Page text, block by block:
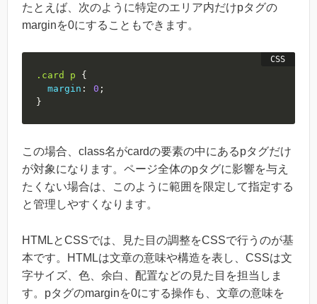
たとえば、次のように特定のエリア内だけpタグの
marginを0にすることもできます。
.card p
{
margin : 0 ;
}
この場合、class名がcardの要素の中にあるpタグだけ
が対象になります。ページ全体のpタグに影響を与え
たくない場合は、このように範囲を限定して指定する
と管理しやすくなります。
HTMLとCSSでは、見た目の調整をCSSで行うのが基
本です。HTMLは文章の意味や構造を表し、CSSは文
字サイズ、色、余白、配置などの見た目を担当しま
す。pタグのmarginを0にする操作も、文章の意味を